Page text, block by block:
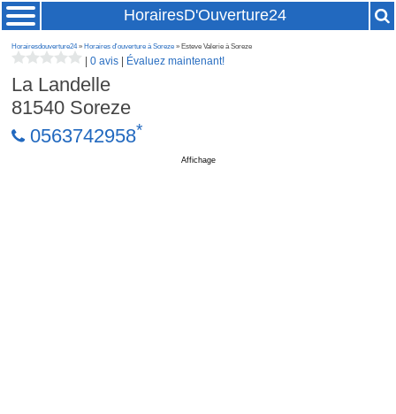
HorairesD'Ouverture24
Horairesdouverture24» Horaires d'ouverture à Soreze » Esteve Valerie à Soreze
|0 avis Évaluez maintenant!
La Landelle
81540 Soreze
0563742958*
Affichage